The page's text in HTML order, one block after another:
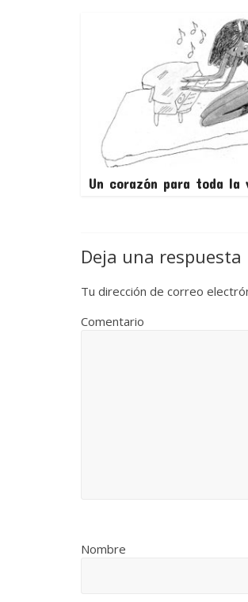
Un corazón para toda la
Deja una respuesta
Tu dirección de correo
Comentario
Nombre